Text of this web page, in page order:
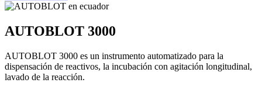
AUTOBLOT 3000
AUTOBLOT 3000 es un instrumento automatizado para la
dispensación de reactivos, la incubación con agitación longitudinal,
lavado de la reacción.